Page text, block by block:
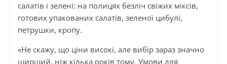
салатів і зелені: на полицях безліч свіжих міксів,
готових упакованих салатів, зеленої цибулі,
петрушки, кропу.
«Не скажу, що ціни високі, але вибір зараз значно
ширший, ніж кілька років тому. Умови для